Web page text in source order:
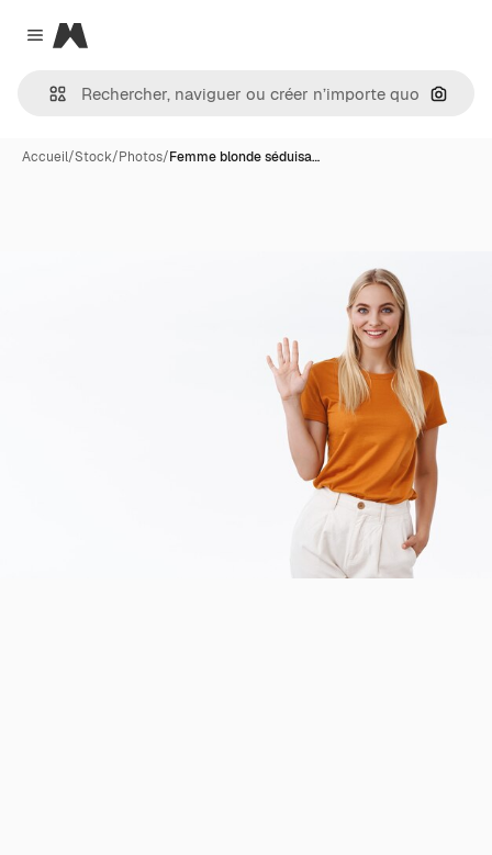
Close menu
Magnific
Accueil/Stock/Photos/Femme blonde séduisa…